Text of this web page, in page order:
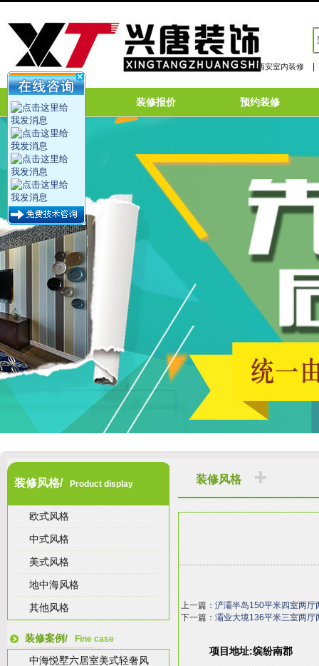
西安室内装修
网站首页 装修报价 预约装修
装修风格/ Product display
欧式风格
中式风格
美式风格
地中海风格
其他风格
装修案例/ Fine case
中海悦墅六居室美式轻奢风
装修风格
上一篇： 浐灞半岛150平米四室两厅
下一篇： 灞业大境136平米三室两厅
项目地址:缤纷南郡